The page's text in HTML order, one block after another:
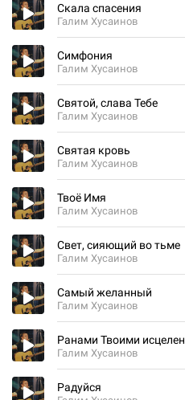
Скала спасения
Галим Хусаинов
Симфония
Галим Хусаинов
Святой, слава Тебе
Галим Хусаинов
Святая кровь
Галим Хусаинов
Твоё Имя
Галим Хусаинов
Свет, сияющий во тьме
Галим Хусаинов
Самый желанный
Галим Хусаинов
Ранами Твоими исцелен
Галим Хусаинов
Радуйся